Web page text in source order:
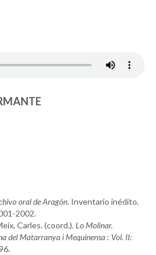
oral de Aragón. Inventario inédito,
2002.
Carles. (coord.). Lo Molinar.
del Matarranya i Mequinensa : Vol. II: